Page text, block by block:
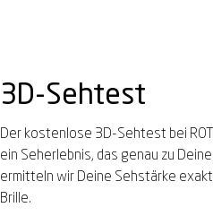
3D-Sehtest
Der kostenlose 3D-Sehtest bei
ein Seherlebnis, das genau zu
ermitteln wir Deine Sehstärke
Brille.